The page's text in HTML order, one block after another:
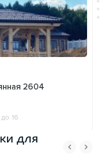
2604
до 16
для